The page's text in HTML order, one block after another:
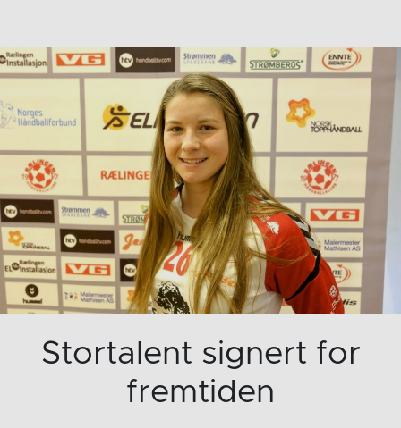
Stortalent signert for
fremtiden